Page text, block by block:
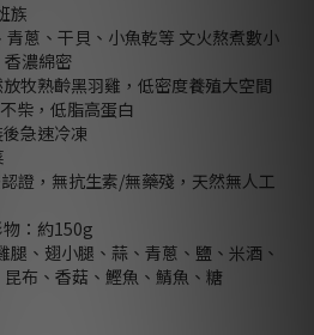
族
蔥、干貝、小魚乾等 文火熬煮數小
濃綿密
牧熟齡黑羽雞，低密度養殖大空間
柴，低脂高蛋白
急速冷凍
證，無抗生素/無藥殘，天然無人工
：約150g
、翅小腿、蒜、青蔥、鹽、米酒、
布、香菇、鰹魚、鯖魚、糖